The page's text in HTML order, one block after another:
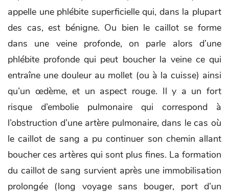
appelle une phlébite superficielle qui, dans la plupart
des cas, est bénigne. Ou bien le caillot se forme
dans une veine profonde, on parle alors d’une
phlébite profonde qui peut boucher la veine ce qui
entraîne une douleur au mollet (ou à la cuisse) ainsi
qu’un œdème, et un aspect rouge. Il y a un fort
risque d’embolie pulmonaire qui correspond à
l’obstruction d’une artère pulmonaire, dans le cas où
le caillot de sang a pu continuer son chemin allant
boucher ces artères qui sont plus fines. La formation
du caillot de sang survient après une immobilisation
prolongée (long voyage sans bouger, port d’un